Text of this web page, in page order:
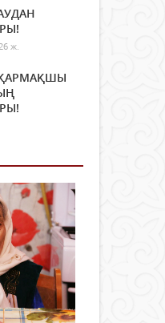
ж.
ҚАРМАҚШЫ